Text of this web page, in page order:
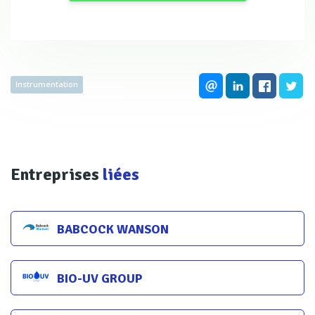
réutilisation/recyclage, depuis quelques années, ne vienne
rebattre les cartes.«Du fait du changement climatique et
Instrumentation
Entreprises liées
BABCOCK WANSON
BIO-UV GROUP